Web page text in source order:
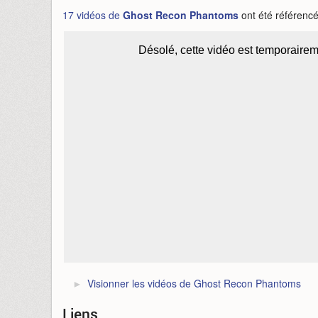
17 vidéos de Ghost Recon Phantoms ont été
Visionner les vidéos de Ghost Recon Phantoms
Liens